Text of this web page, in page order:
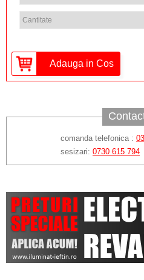
comanda telefonica :
sesizari: 0730 615 794